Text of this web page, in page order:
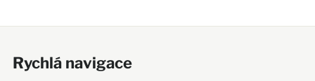
Rychlá navigace